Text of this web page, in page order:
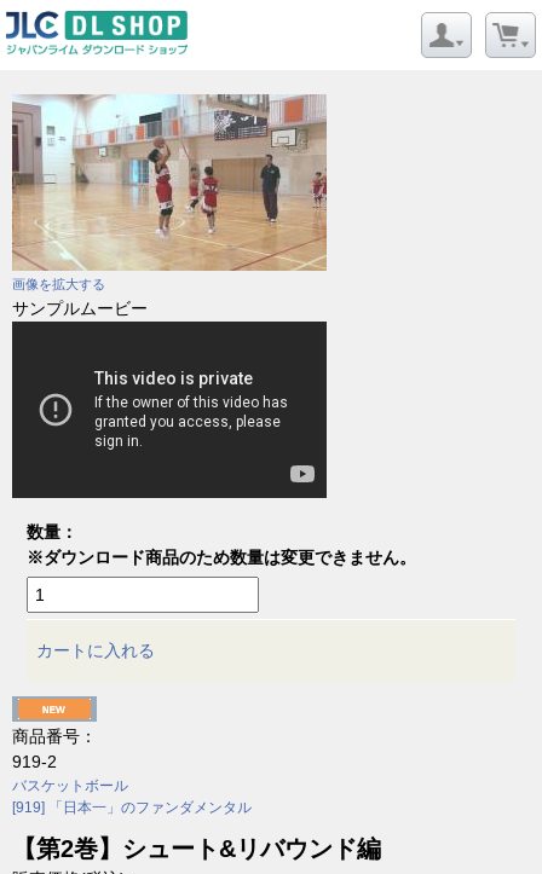
画像を拡大する
サンプルムービー
数量：
※ダウンロード商品のため数量は変更できません。
カートに入れる
商品番号：
919-2
バスケットボール
[919] 「日本一」のファンダメンタル
【第2巻】シュート&リバウンド編